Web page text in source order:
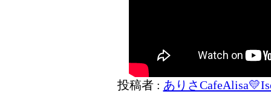
投稿者 : ありさ